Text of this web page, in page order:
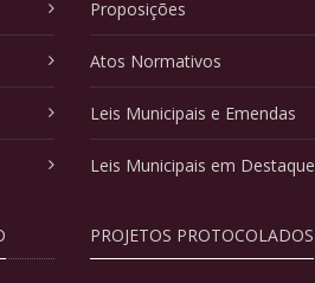
Proposições
Atos Normativos
Leis Municipais e Emendas
Leis Municipais em Destaque
PROJETOS PROTOCOLADOS